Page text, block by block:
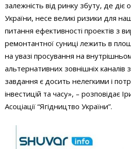
залежність від ринку збуту, де діє
України, несе великі ризики для
питання ефективності проектів з
ремонтантної суниці лежить в
на увазі просування на
альтернативних зовнішніх каналів
завдання є досить нелегкими і
інвестицій та часу», – розповідає
Асоціації “Ягідництво України”.